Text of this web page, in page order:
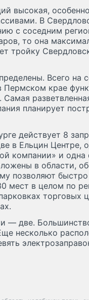
высокая,
В
с соседним
то она
тройку
Всего на
Пермском крае
планирует
действует 8
в Ельцин Центре,
компании» и
в области,
позволяют быстро
мест в целом по
торговых
— две.
несколько